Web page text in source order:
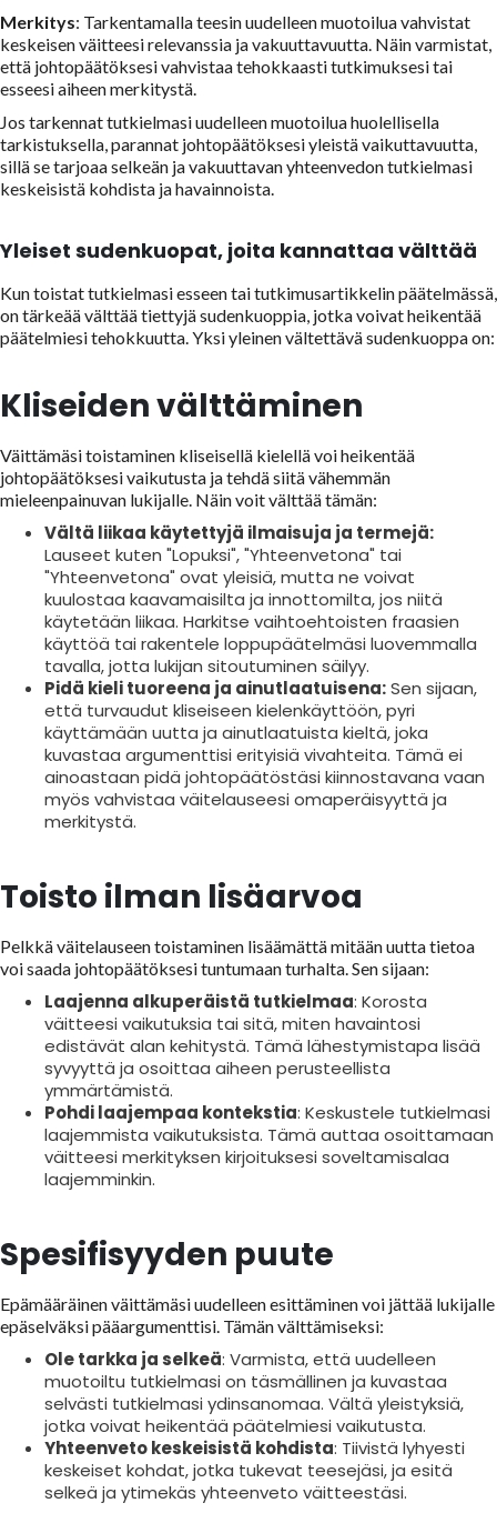
Merkitys: Tarkentamalla teesin uudelleen muotoilua vahvistat
keskeisen väitteesi relevanssia ja vakuuttavuutta. Näin varmistat,
että johtopäätöksesi vahvistaa tehokkaasti tutkimuksesi tai
esseesi aiheen merkitystä.
Jos tarkennat tutkielmasi uudelleen muotoilua huolellisella
tarkistuksella, parannat johtopäätöksesi yleistä vaikuttavuutta,
sillä se tarjoaa selkeän ja vakuuttavan yhteenvedon tutkielmasi
keskeisistä kohdista ja havainnoista.
Yleiset sudenkuopat, joita kannattaa välttää
Kun toistat tutkielmasi esseen tai tutkimusartikkelin päätelmässä,
on tärkeää välttää tiettyjä sudenkuoppia, jotka voivat heikentää
päätelmiesi tehokkuutta. Yksi yleinen vältettävä sudenkuoppa on:
Kliseiden välttäminen
Väittämäsi toistaminen kliseisellä kielellä voi heikentää
johtopäätöksesi vaikutusta ja tehdä siitä vähemmän
mieleenpainuvan lukijalle. Näin voit välttää tämän:
Vältä liikaa käytettyjä ilmaisuja ja termejä:
Lauseet kuten "Lopuksi", "Yhteenvetona" tai
"Yhteenvetona" ovat yleisiä, mutta ne voivat
kuulostaa kaavamaisilta ja innottomilta, jos niitä
käytetään liikaa. Harkitse vaihtoehtoisten fraasien
käyttöä tai rakentele loppupäätelmäsi luovemmalla
tavalla, jotta lukijan sitoutuminen säilyy.
Pidä kieli tuoreena ja ainutlaatuisena:Sen sijaan,
että turvaudut kliseiseen kielenkäyttöön, pyri
käyttämään uutta ja ainutlaatuista kieltä, joka
kuvastaa argumenttisi erityisiä vivahteita. Tämä ei
ainoastaan pidä johtopäätöstäsi kiinnostavana vaan
myös vahvistaa väitelauseesi omaperäisyyttä ja
merkitystä.
Toisto ilman lisäarvoa
Pelkkä väitelauseen toistaminen lisäämättä mitään uutta tietoa
voi saada johtopäätöksesi tuntumaan turhalta. Sen sijaan:
Laajenna alkuperäistä tutkielmaa: Korosta
väitteesi vaikutuksia tai sitä, miten havaintosi
edistävät alan kehitystä. Tämä lähestymistapa lisää
syvyyttä ja osoittaa aiheen perusteellista
ymmärtämistä.
Pohdi laajempaa kontekstia: Keskustele tutkielmasi
laajemmista vaikutuksista. Tämä auttaa osoittamaan
väitteesi merkityksen kirjoituksesi soveltamisalaa
laajemminkin.
Spesifisyyden puute
Epämääräinen väittämäsi uudelleen esittäminen voi jättää lukijalle
epäselväksi pääargumenttisi. Tämän välttämiseksi:
Ole tarkka ja selkeä: Varmista, että uudelleen
muotoiltu tutkielmasi on täsmällinen ja kuvastaa
selvästi tutkielmasi ydinsanomaa. Vältä yleistyksiä,
jotka voivat heikentää päätelmiesi vaikutusta.
Yhteenveto keskeisistä kohdista: Tiivistä lyhyesti
keskeiset kohdat, jotka tukevat teesejäsi, ja esitä
selkeä ja ytimekäs yhteenveto väitteestäsi.